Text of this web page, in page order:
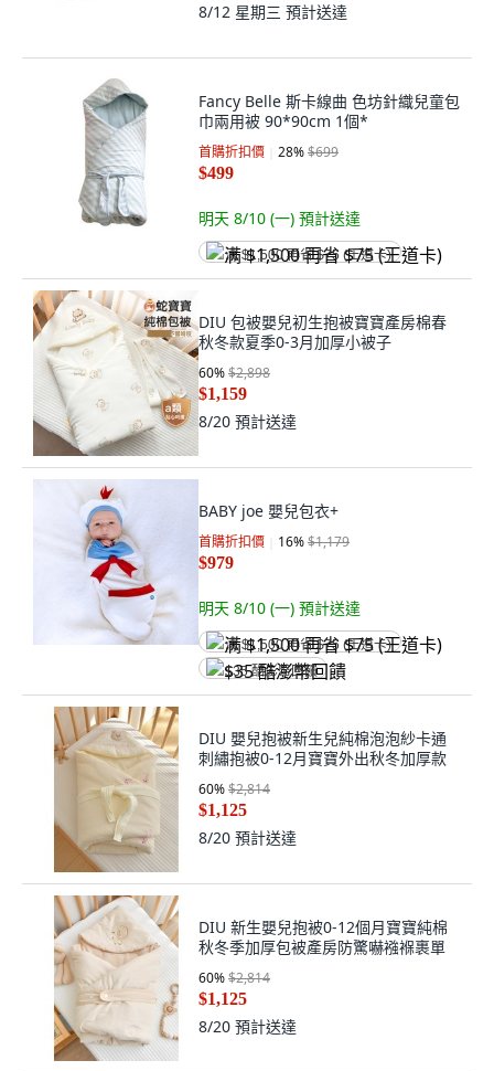
8/12 星期三 預計送達
Fancy Belle 斯卡線曲 色坊針織兒童包
巾兩用被 90*90cm 1個*
首購折扣價 28%$699
$499
明天 8/10 (一) 預計送達
满 $1,500 再省 $75 (王道卡)
DIU 包被嬰兒初生抱被寶寶產房棉春
秋冬款夏季0-3月加厚小被子
60%$2,898
$1,159
8/20 預計送達
BABY joe 嬰兒包衣+
首購折扣價 16%$1,179
$979
明天 8/10 (一) 預計送達
满 $1,500 再省 $75 (王道卡)
$35 酷澎幣回饋
DIU 嬰兒抱被新生兒純棉泡泡紗卡通
刺繡抱被0-12月寶寶外出秋冬加厚款
60%$2,814
$1,125
8/20 預計送達
DIU 新生嬰兒抱被0-12個月寶寶純棉
秋冬季加厚包被產房防驚嚇襁褓裹單
60%$2,814
$1,125
8/20 預計送達